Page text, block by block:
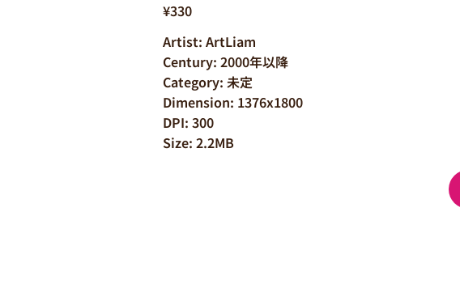
¥330
Artist: ArtLiam
Century: 2000年以降
Category: 未定
Dimension: 1376x1800
DPI: 300
Size: 2.2MB